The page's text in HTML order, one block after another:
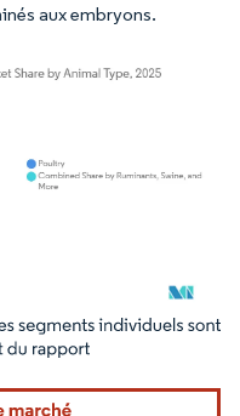
aux embryons.
une attribution sous CC BY